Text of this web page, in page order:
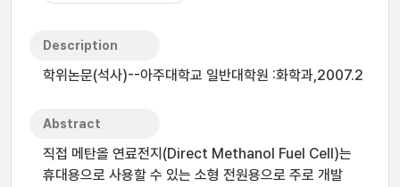
Description
학위논문(석사)--아주대학교 일반대학원 :화학과,2007.2
Abstract
직접 메탄올 연료전지(Direct Methanol Fuel Cell)는
휴대용으로 사용할 수 있는 소형 전원용으로 주로 개발